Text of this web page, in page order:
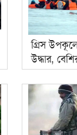
গ্রিস
উদ্ধার,